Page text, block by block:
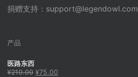
捐赠支持： support@legendowl.com
产品
医路东西
¥210.00 原
¥75.00